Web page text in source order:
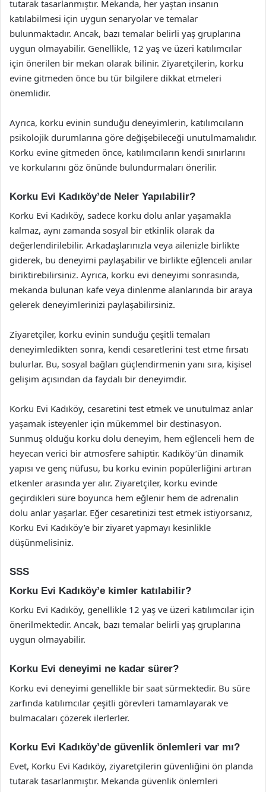
tutarak tasarlanmıştır. Mekanda, her yaştan insanın
katılabilmesi için uygun senaryolar ve temalar
bulunmaktadır. Ancak, bazı temalar belirli yaş gruplarına
uygun olmayabilir. Genellikle, 12 yaş ve üzeri katılımcılar
için önerilen bir mekan olarak bilinir. Ziyaretçilerin, korku
evine gitmeden önce bu tür bilgilere dikkat etmeleri
önemlidir.
Ayrıca, korku evinin sunduğu deneyimlerin, katılımcıların
psikolojik durumlarına göre değişebileceği unutulmamalıdır.
Korku evine gitmeden önce, katılımcıların kendi sınırlarını
ve korkularını göz önünde bulundurmaları önerilir.
Korku Evi Kadıköy’de Neler Yapılabilir?
Korku Evi Kadıköy, sadece korku dolu anlar yaşamakla
kalmaz, aynı zamanda sosyal bir etkinlik olarak da
değerlendirilebilir. Arkadaşlarınızla veya ailenizle birlikte
giderek, bu deneyimi paylaşabilir ve birlikte eğlenceli anılar
biriktirebilirsiniz. Ayrıca, korku evi deneyimi sonrasında,
mekanda bulunan kafe veya dinlenme alanlarında bir araya
gelerek deneyimlerinizi paylaşabilirsiniz.
Ziyaretçiler, korku evinin sunduğu çeşitli temaları
deneyimledikten sonra, kendi cesaretlerini test etme fırsatı
bulurlar. Bu, sosyal bağları güçlendirmenin yanı sıra, kişisel
gelişim açısından da faydalı bir deneyimdir.
Korku Evi Kadıköy, cesaretini test etmek ve unutulmaz anlar
yaşamak isteyenler için mükemmel bir destinasyon.
Sunmuş olduğu korku dolu deneyim, hem eğlenceli hem de
heyecan verici bir atmosfere sahiptir. Kadıköy’ün dinamik
yapısı ve genç nüfusu, bu korku evinin popülerliğini artıran
etkenler arasında yer alır. Ziyaretçiler, korku evinde
geçirdikleri süre boyunca hem eğlenir hem de adrenalin
dolu anlar yaşarlar. Eğer cesaretinizi test etmek istiyorsanız,
Korku Evi Kadıköy’e bir ziyaret yapmayı kesinlikle
düşünmelisiniz.
SSS
Korku Evi Kadıköy’e kimler katılabilir?
Korku Evi Kadıköy, genellikle 12 yaş ve üzeri katılımcılar için
önerilmektedir. Ancak, bazı temalar belirli yaş gruplarına
uygun olmayabilir.
Korku Evi deneyimi ne kadar sürer?
Korku evi deneyimi genellikle bir saat sürmektedir. Bu süre
zarfında katılımcılar çeşitli görevleri tamamlayarak ve
bulmacaları çözerek ilerlerler.
Korku Evi Kadıköy’de güvenlik önlemleri var mı?
Evet, Korku Evi Kadıköy, ziyaretçilerin güvenliğini ön planda
tutarak tasarlanmıştır. Mekanda güvenlik önlemleri